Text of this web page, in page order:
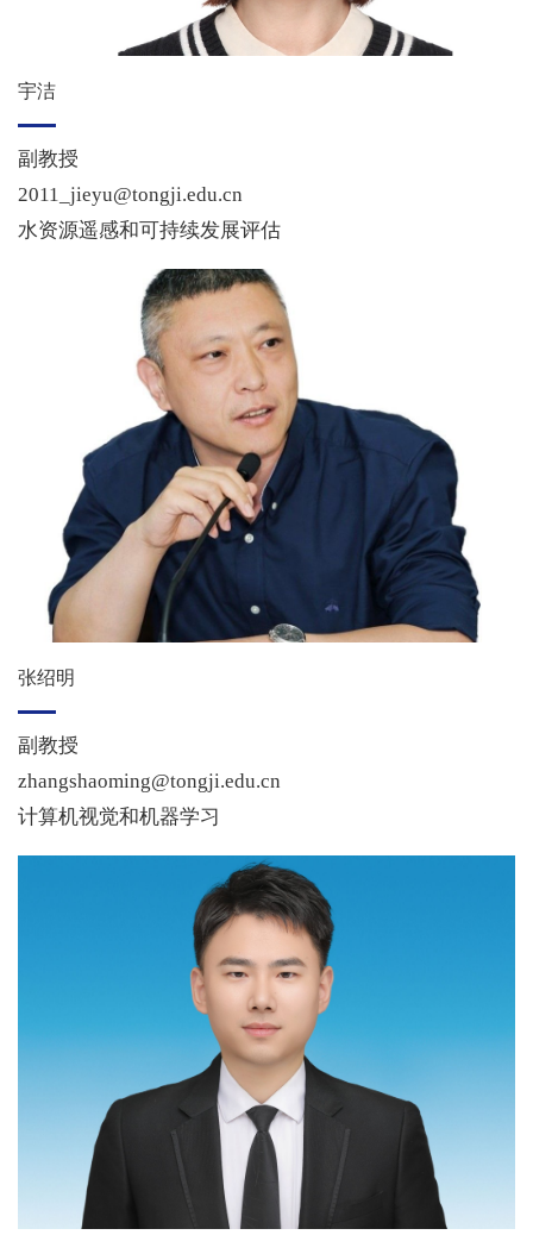
宇洁
副教授
2011_jieyu@tongji.edu.cn
水资源遥感和可持续发展评估
张绍明
副教授
zhangshaoming@tongji.edu.cn
计算机视觉和机器学习